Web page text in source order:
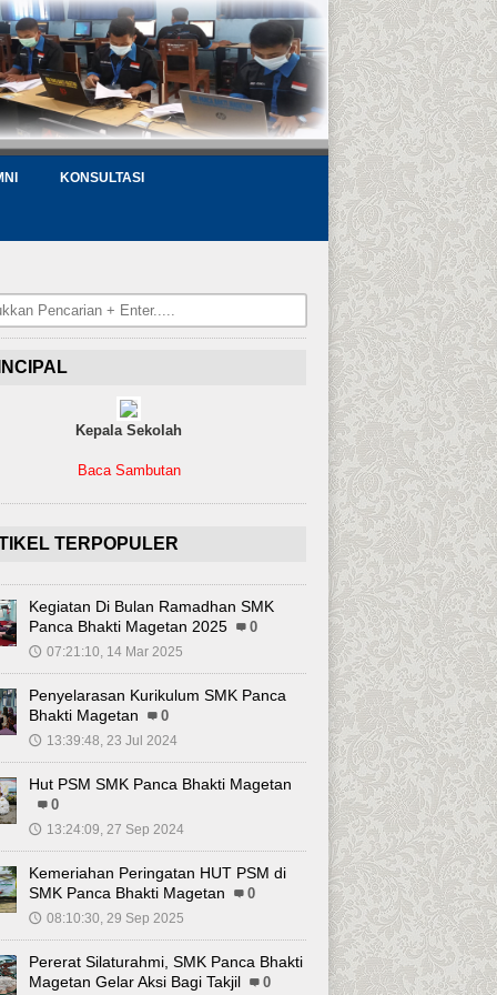
KONSULTASI
Kepala Sekolah
Baca Sambutan
TERPOPULER
Kegiatan Di Bulan Ramadhan SMK
Panca Bhakti Magetan 2025
0
🕔 07:21:10, 14 Mar 2025
Penyelarasan Kurikulum SMK Panca
Bhakti Magetan
0
🕔 13:39:48, 23 Jul 2024
Hut PSM SMK Panca Bhakti Magetan
0
🕔 13:24:09, 27 Sep 2024
Kemeriahan Peringatan HUT PSM di
SMK Panca Bhakti Magetan
0
🕔 08:10:30, 29 Sep 2025
Pererat Silaturahmi, SMK Panca Bhakti
Magetan Gelar Aksi Bagi Takjil
0